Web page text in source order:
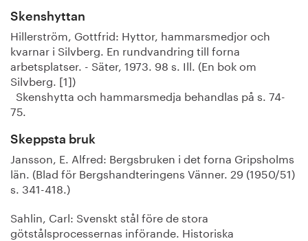
Skenshyttan
Hillerström, Gottfrid: Hyttor, hammarsmedjor och
kvarnar i Silvberg. En rundvandring till forna
arbetsplatser. - Säter, 1973. 98 s. Ill. (En bok om
Silvberg. [1])
Skenshytta och hammarsmedja behandlas på s. 74-
75.
Skeppsta bruk
Jansson, E. Alfred: Bergsbruken i det forna Gripsholms
län. (Blad för Bergshandteringens Vänner. 29 (1950/51)
s. 341-418.)
Sahlin, Carl: Svenskt stål före de stora
götstålsprocessernas införande. Historiska